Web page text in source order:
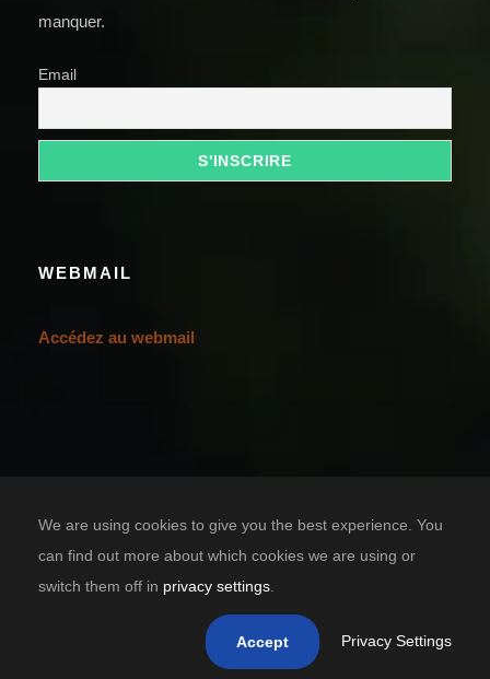
manquer.
Email
WEBMAIL
Accédez au webmail
Copyright 2021 Casa Grande Bénin, tous droits réservés.
We are using cookies to give you the best experience. You
can find out more about which cookies we are using or
switch them off in privacy settings
Accept Privacy Settings